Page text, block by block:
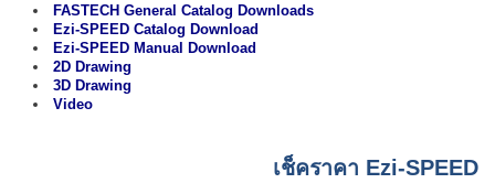
FASTECH General Catalog Downloads
Ezi-SPEED Catalog Download
Ezi-SPEED Manual Download
2D Drawing
3D Drawing
Video
เช็คราคา Ezi-SPEED